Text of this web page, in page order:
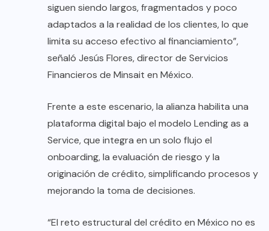
siguen siendo largos, fragmentados y poco
adaptados a la realidad de los clientes, lo que
limita su acceso efectivo al financiamiento”,
señaló Jesús Flores, director de Servicios
Financieros de Minsait en México.
Frente a este escenario, la alianza habilita una
plataforma digital bajo el modelo Lending as a
Service, que integra en un solo flujo el
onboarding, la evaluación de riesgo y la
originación de crédito, simplificando procesos y
mejorando la toma de decisiones.
“El reto estructural del crédito en México no es